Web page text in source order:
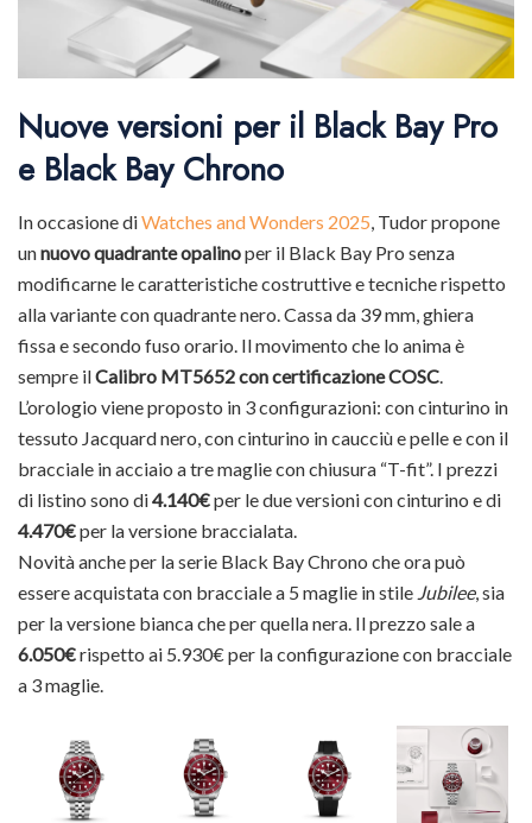
Nuove versioni per il Black Bay Pro
e Black Bay Chrono
In occasione diWatches and Wonders 2025, Tudor propone
unnuovo quadrante opalinoper il Black Bay Pro senza
modificarne le caratteristiche costruttive e tecniche rispetto
alla variante con quadrante nero. Cassa da 39 mm, ghiera
fissa e secondo fuso orario. Il movimento che lo anima è
sempre ilCalibro MT5652 con certificazione COSC.
L’orologio viene proposto in 3 configurazioni: con cinturino in
tessuto Jacquard nero, con cinturino in caucciù e pelle e con il
bracciale in acciaio a tre maglie con chiusura “T-fit”. I prezzi
di listino sono di4.140€per le due versioni con cinturino e di
4.470€per la versione braccialata.
Novità anche per la serie Black Bay Chrono che ora può
essere acquistata con bracciale a 5 maglie in stile Jubilee, sia
per la versione bianca che per quella nera. Il prezzo sale a
6.050€rispetto ai 5.930€ per la configurazione con bracciale
a 3 maglie.